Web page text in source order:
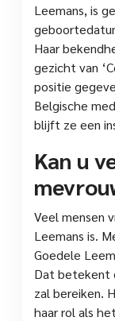
Leemans, is
Haar
gezicht van
positie
Belgische
blijft ze een
Kan u
Veel mensen
Leemans is.
Goedele
Dat betekent
zal bereiken.
haar rol als